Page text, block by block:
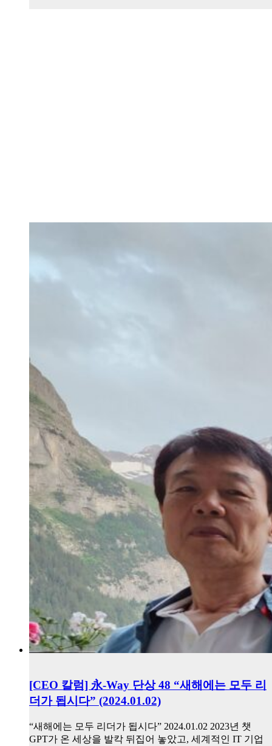
[CEO 칼럼] 永-Way 단상 48 “새해에는 모두 리
더가 됩시다” (2024.01.02)
“새해에는 모두 리더가 됩시다” 2024.01.02 2023년 챗
GPT가 온 세상을 발칵 뒤집어 놓았고, 세계적인 IT 기업